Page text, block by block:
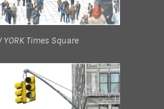
YORK Times Square